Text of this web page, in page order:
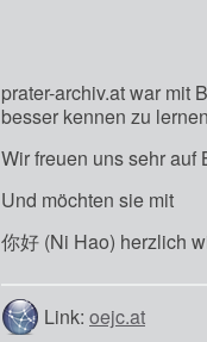
prater-archiv.at war mit
besser kennen zu
Wir freuen uns sehr auf
Und möchten sie mit
你好 (Ni Hao) herzlich
Link: oejc.at